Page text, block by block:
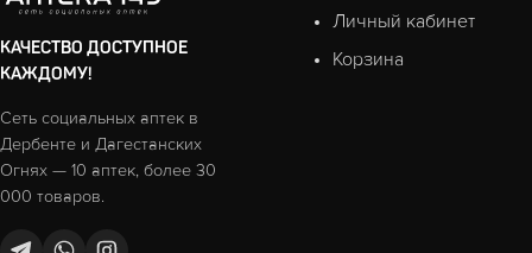
КАЧЕСТВО ДОСТУПНОЕ
КАЖДОМУ!
Сеть социальных аптек в
Дербенте и Дагестанских
Огнях — 10 аптек, более 30
000 товаров.
Личный кабинет
Корзина